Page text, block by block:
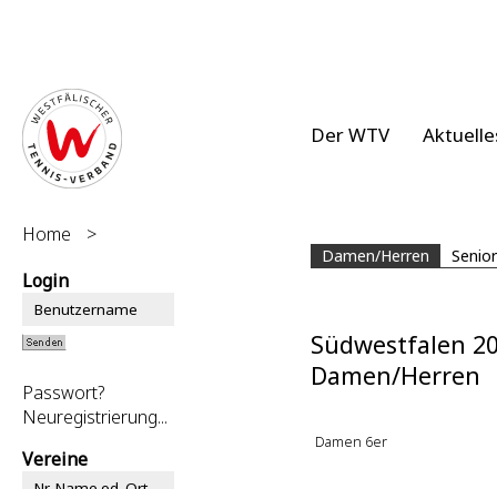
Der WTV
Damen/Herren
Home
>
Login
Passwort?
Neuregistrierung...
Vereine
Südwestfalen
Damen/Herren
Damen 6er